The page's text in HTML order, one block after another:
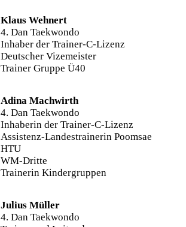
Klaus Wehnert
4. Dan Taekwondo
Inhaber der Trainer-C-Lizenz
Deutscher Vizemeister
Trainer Gruppe Ü40
Adina Machwirth
4. Dan Taekwondo
Inhaberin der Trainer-C-Lizenz
Assistenz-Landestrainerin Poomsae
HTU
WM-Dritte
Trainerin Kindergruppen
Julius Müller
4. Dan Taekwondo